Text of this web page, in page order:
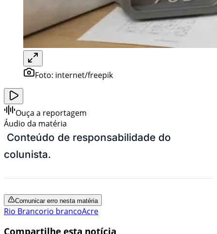
Foto: internet/freepik
Ouça a reportagem
Áudio da matéria
Conteúdo de responsabilidade do
colunista.
Comunicar erro nesta matéria
Rio Brancorio brancoAcre
Compartilhe esta notícia